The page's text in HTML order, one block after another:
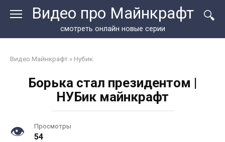
Видео про Майнкрафт
смотреть онлайн новые серии
Видео Майнкрафт » Нубик
Борька стал президентом |
НУБик майнкрафт
Просмотры
54